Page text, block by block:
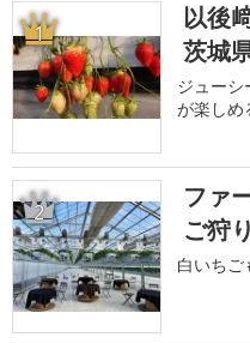
1
以後
茨城
ジューシ
が楽しめ
2
ファ
ご狩
白いちご